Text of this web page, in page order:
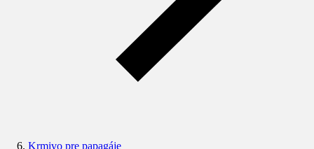
Krmivo pre papagáje